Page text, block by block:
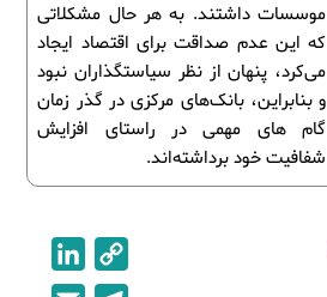
موسسات داشتند. به هر حال مشکلاتی
که این عدم صداقت برای اقتصاد ایجاد
می‌کرد، پنهان از نظر سیاستگذاران نبود
و بنابراین، بانک‌های مرکزی در گذر زمان
گام های مهمی در راستای افزایش
شفافیت خود برداشته‌اند.
o
i